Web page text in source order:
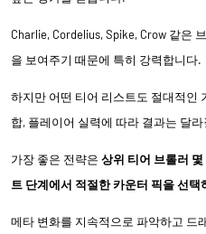
Charlie, Cordelius, Spike, Crow 같은
을 보여주기 때문에 특히 강력합니다.
하지만 어떤 티어 리스트도 절대적인
합, 플레이어 실력에 따라 결과는 달
가장 좋은 전략은 상위 티어 브롤러
트 단계에서 적절한 카운터 픽을 선택
메타 변화를 지속적으로 파악하고 드